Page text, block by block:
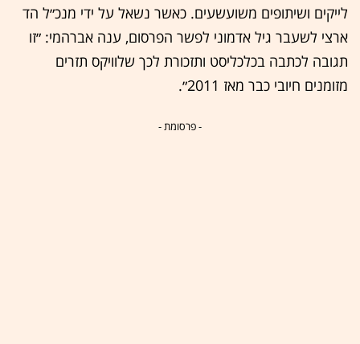
לייקים ושיתופים משועשעים. כאשר נשאל על ידי מנכ״ל הד
ארצי לשעבר גיל אדמוני לפשר הפרסום, ענה אברהמי: ״זו
תגובה לכתבה בכלכליסט ותזכורת לכך שלוויקס תזרים
מזומנים חיובי כבר מאז 2011״.
- פרסומת -